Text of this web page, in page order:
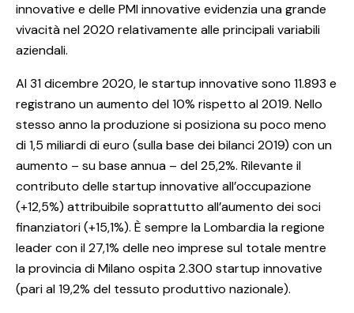
innovative e delle PMI innovative evidenzia una grande
vivacità nel 2020 relativamente alle principali variabili
aziendali.
Al 31 dicembre 2020, le startup innovative sono 11.893 e
registrano un aumento del 10% rispetto al 2019. Nello
stesso anno la produzione si posiziona su poco meno
di 1,5 miliardi di euro (sulla base dei bilanci 2019) con un
aumento – su base annua – del 25,2%. Rilevante il
contributo delle startup innovative all’occupazione
(+12,5%) attribuibile soprattutto all’aumento dei soci
finanziatori (+15,1%). È sempre la Lombardia la regione
leader con il 27,1% delle neo imprese sul totale mentre
la provincia di Milano ospita 2.300 startup innovative
(pari al 19,2% del tessuto produttivo nazionale).